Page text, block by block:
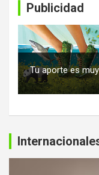
Publicidad
Tu aporte es